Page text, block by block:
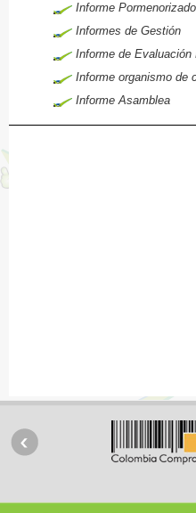
Informe
Informes de Gestión
Informe de Evaluación
Informe organismo de
Informe Asamblea